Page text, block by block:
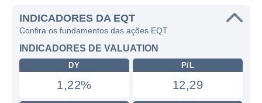
INDICADORES DA EQT
Confira os fundamentos das ações EQT
INDICADORES DE VALUATION
DY
1,22%
P/L
12,29